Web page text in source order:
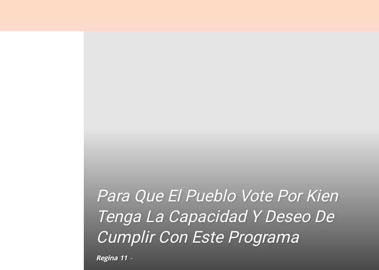
Para Que El Pueblo Vote Por Kien
Tenga La Capacidad Y Deseo De
Cumplir Con Este Programa
Regina 11 -